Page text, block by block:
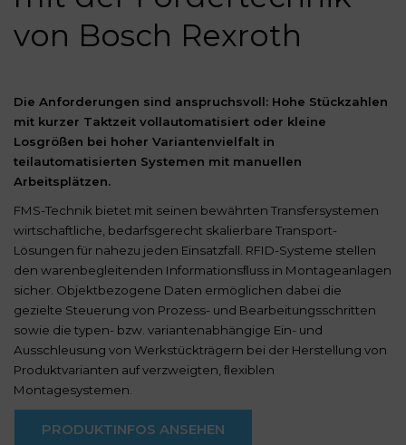
von Bosch Rexroth
Die Anforderungen sind anspruchsvoll: Hohe Stückzahlen
mit kurzer Taktzeit vollautomatisiert oder kleine
Losgrößen bei hoher Variantenvielfalt in
teilautomatisierten Systemen mit manuellen
Arbeitsplätzen.
FMS-Technik bietet mit seinen bewährten Transfersystemen
wirtschaftliche, bedarfsgerecht skalierbare Transport-
Lösungen für nahezu jeden Einsatzfall. RFID-Systeme stellen
den warenbegleitenden Informationsﬂuss in Montageanlagen
sicher. Objektbezogene Daten ermöglichen dabei die
gezielte Steuerung von Prozess- und Bearbeitungsschritten
sowie die typen- bzw. variantenabhängige Ein- und
Ausschleusung von Werkstückträgern bei der Herstellung von
Produktvarianten auf verzweigten, ﬂexiblen
Montagesystemen.
PRODUKTINFOS ANSEHEN